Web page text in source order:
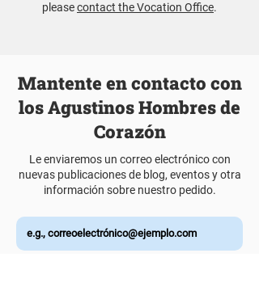
pleasecontact the Vocation Office.
Mantente en contacto con
los Agustinos Hombres de
Corazón
Le enviaremos un correo electrónico con
nuevas publicaciones de blog, eventos y otra
información sobre nuestro pedido.